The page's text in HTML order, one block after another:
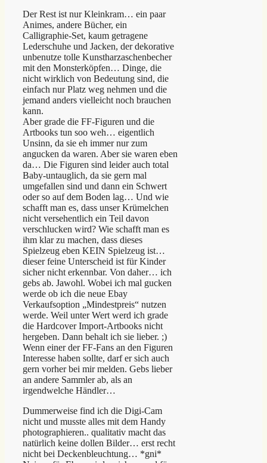
Der Rest ist nur Kleinkram… ein paar
Animes, andere Bücher, ein
Calligraphie-Set, kaum getragene
Lederschuhe und Jacken, der dekorative
unbenutze tolle Kunstharzaschenbecher
mit den Monsterköpfen… Dinge, die
nicht wirklich von Bedeutung sind, die
einfach nur Platz weg nehmen und die
jemand anders vielleicht noch brauchen
kann.
Aber grade die FF-Figuren und die
Artbooks tun soo weh… eigentlich
Unsinn, da sie eh immer nur zum
angucken da waren. Aber sie waren eben
da… Die Figuren sind leider auch total
Baby-untauglich, da sie gern mal
umgefallen sind und dann ein Schwert
oder so auf dem Boden lag… Und wie
schafft man es, dass unser Krümelchen
nicht versehentlich ein Teil davon
verschlucken wird? Wie schafft man es
ihm klar zu machen, dass dieses
Spielzeug eben KEIN Spielzeug ist…
dieser feine Unterscheid ist für Kinder
sicher nicht erkennbar. Von daher… ich
gebs ab. Jawohl. Wobei ich mal gucken
werde ob ich die neue Ebay
Verkaufsoption „Mindestpreis“ nutzen
werde. Weil unter Wert werd ich grade
die Hardcover Import-Artbooks nicht
hergeben. Dann behalt ich sie lieber. ;)
Wenn einer der FF-Fans an den Figuren
Interesse haben sollte, darf er sich auch
gern vorher bei mir melden. Gebs lieber
an andere Sammler ab, als an
irgendwelche Händler…
Dummerweise find ich die Digi-Cam
nicht und musste alles mit dem Handy
photographieren.. qualitativ macht das
natürlich keine dollen Bilder… erst recht
nicht bei Deckenbleuchtung… *gni*